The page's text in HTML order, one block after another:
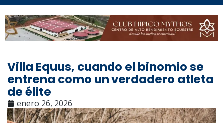
Villa Equus, cuando el binomio se
entrena como un verdadero atleta
de élite
enero 26, 2026